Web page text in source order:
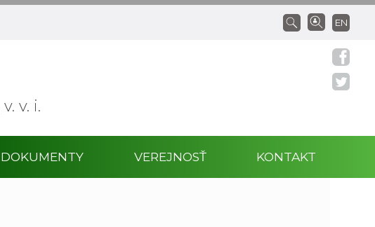
v. v. i.
EN
DOKUMENTY VEREJNOSŤ KONTAKT